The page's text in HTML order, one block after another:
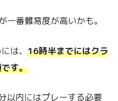
番難易度が高いかも。
は、 16時半までにはクラ
す。
以内にはプレーする必要